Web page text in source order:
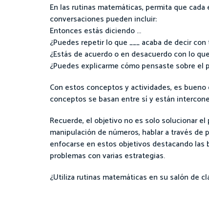
En las rutinas matemáticas, permita que
conversaciones pueden incluir:
Entonces estás diciendo ...
¿Puedes repetir lo que ___ acaba de decir
¿Estás de acuerdo o en desacuerdo con lo
¿Puedes explicarme cómo pensaste sobre el
Con estos conceptos y actividades, es
conceptos se basan entre sí y están
Recuerde, el objetivo no es solo solucionar
manipulación de números, hablar a través
enfocarse en estos objetivos destacando
problemas con varias estrategias.
¿Utiliza rutinas matemáticas en su salón de